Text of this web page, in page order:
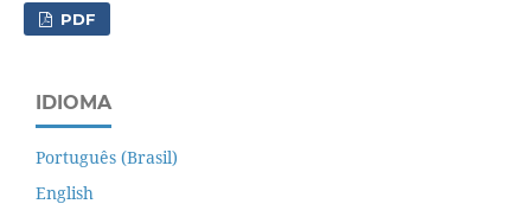
PDF
IDIOMA
Português (Brasil)
English